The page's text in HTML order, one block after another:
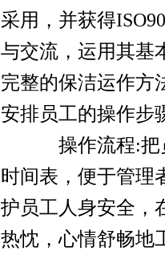
采用，并获得
与交流，运用其基
完整的保洁运作方
安排员工的操作步
操作流程:把员
时间表，便于管理
护员工人身安全，
热忱，心情舒畅地